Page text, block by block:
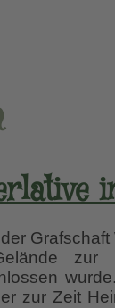
zur
zur Zeit